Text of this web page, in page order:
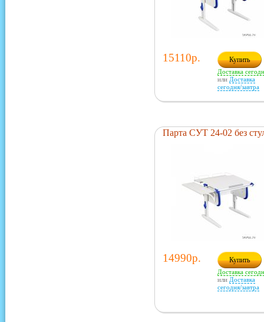
15110р. Купить
Доставка
или Доставка
сегодня/завтра
Парта СУТ 24-02 без
14990р. Купить
Доставка
или Доставка
сегодня/завтра